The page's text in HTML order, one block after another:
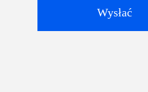
Wysłać